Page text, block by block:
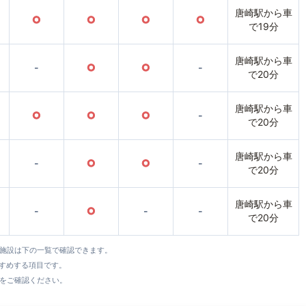
○ ○ ○ ○
唐崎駅から車
で19分
- ○ ○ -
唐崎駅から車
で20分
○ ○ ○ -
唐崎駅から車
で20分
- ○ ○ -
唐崎駅から車
で20分
- ○ - -
唐崎駅から車
で20分
は下の一覧で確認できます。
する項目です。
ご確認ください。